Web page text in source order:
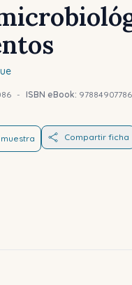
- ISBN eBook:
Compartir ficha